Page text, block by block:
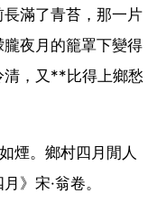
滿了青苔，那一片
夜月的籠罩下變得
清，又**比得上鄉愁
煙。鄉村四月閒人
》宋·翁卷。